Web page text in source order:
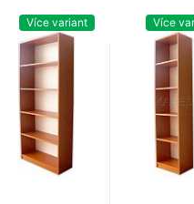
Více variant Více